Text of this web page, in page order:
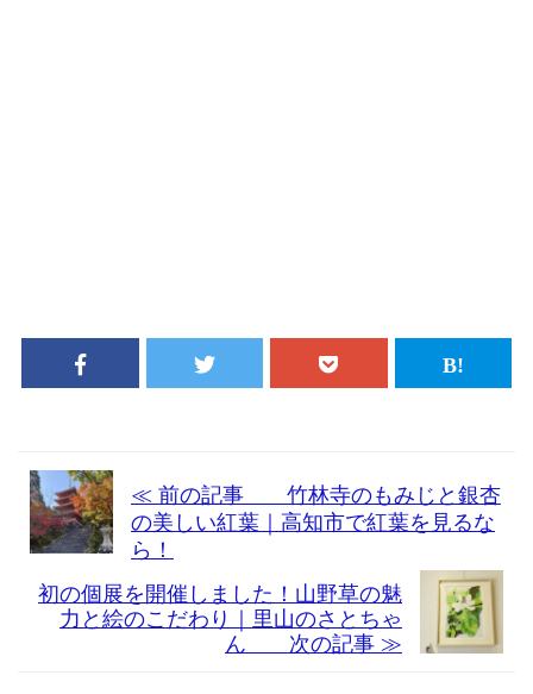
≪ 前の記事 竹林寺のもみじと銀杏
の美しい紅葉｜高知市で紅葉を見るな
ら！
初の個展を開催しました！山野草の魅
力と絵のこだわり｜里山のさとちゃ
ん 次の記事 ≫